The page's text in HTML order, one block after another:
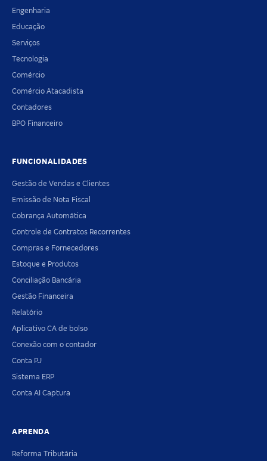
Engenharia
Educação
Serviços
Tecnologia
Comércio
Comércio Atacadista
Contadores
BPO Financeiro
FUNCIONALIDADES
Gestão de Vendas e Clientes
Emissão de Nota Fiscal
Cobrança Automática
Controle de Contratos Recorrentes
Compras e Fornecedores
Estoque e Produtos
Conciliação Bancária
Gestão Financeira
Relatório
Aplicativo CA de bolso
Conexão com o contador
Conta PJ
Sistema ERP
Conta AI Captura
APRENDA
Reforma Tributária